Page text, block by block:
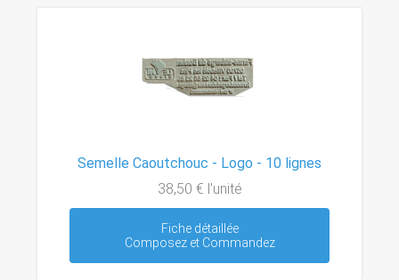
Semelle Caoutchouc - Logo - 10 lignes
38,50 € l'unité
Fiche détaillée
Composez et Commandez